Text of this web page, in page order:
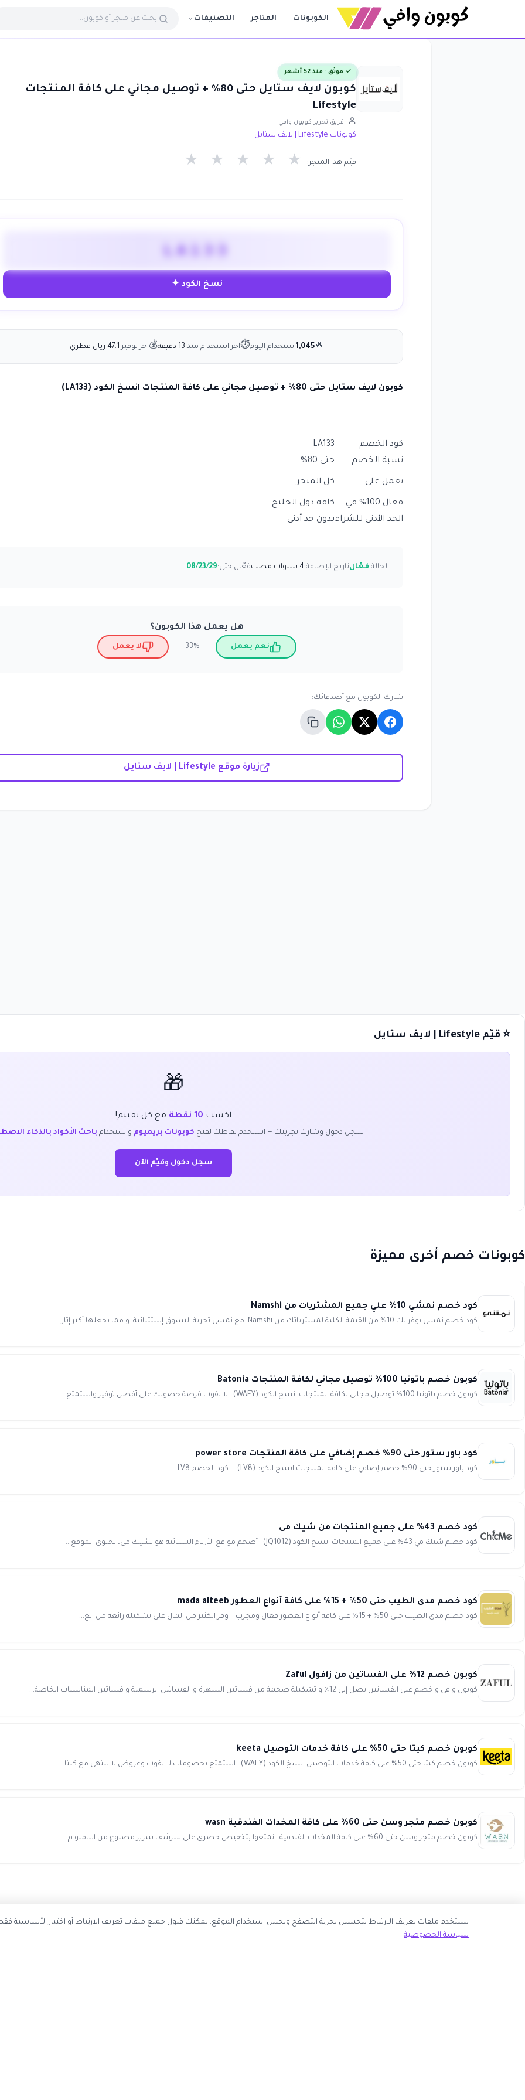
الكوبونات المتاجر التصنيفات
✓ موثق · منذ 52 أشهر
كوبون لايف ستايل حتى 80% + توصيل مجاني على كافة المنتجات
Lifestyle
فريق تحرير كوبون وافي
كوبونات Lifestyle | لايف ستايل
قيّم هذا المتجر: ★ ★ ★ ★ ★
LA133
نسخ الكود ✦
🔥
1,045استخدام اليوم⏱آخر استخدام منذ 13 دقيقة 💰آخر توفير 47.1 ريال قطري
كوبون لايف ستايل حتى 80% + توصيل مجاني على كافة المنتجات انسخ الكود (LA133)
كود الخصم
LA133
نسبة الخصم
حتى 80%
يعمل على كل المتجر
فعال 100% في
كافة دول الخليج
الحد الأدنى للشراءبدون حد أدنى
الحالة:فعّالتاريخ الإضافة:4 سنوات مضت فعّال حتى:08/23/29
هل يعمل هذا الكوبون؟
نعم يعمل 33% لا يعمل
شارك الكوبون مع أصدقائك:
زيارة موقع Lifestyle | لايف ستايل
⭐ قيّم Lifestyle | لايف ستايل
🎁
اكسب 10 نقطة مع كل تقييم!
سجل دخول وشارك تجربتك — استخدم نقاطك لفتح كوبونات بريميوم واستخدام باحث الأكواد بالذكاء
سجل دخول وقيّم الآن
كوبونات خصم أخرى مميزة
كود خصم نمشي 10% علي جميع المشتريات من Namshi
كود خصم نمشي يوفر لك 10% من القيمة الكلية لمشترياتك من Namshi. مع نمشي تجربة التسوق إستثنائية. و مما يجعلها أكثر إثار...
كوبون خصم باتونيا 100% توصيل مجاني لكافة المنتجات Batonia
كوبون خصم باتونيا 100% توصيل مجاني لكافة المنتجات انسخ الكود (WAFY) لا تفوت فرصة حصولك على أفضل توفير واستمتع...
كود باور ستور حتى 90% خصم إضافي على كافة المنتجات power store
كود باور ستور حتى 90% خصم إضافي على كافة المنتجات انسخ الكود (LV8) كود الخصم LV8...
كود خصم 43% على جميع المنتجات من شيك مى
كود خصم شيك مي 43% على جميع المنتجات انسخ الكود (JQ1012) أضخم مواقع الأزياء النسائية هو تشيك مى، يحتوى الموقع...
كود خصم مدى الطيب حتى 50% + 15% على كافة أنواع العطور mada alteeb
كود خصم مدى الطيب حتى 50% + 15% على كافة أنواع العطور فعال ومجرب وفر الكثير من المال على تشكيلة رائعة من الع...
كوبون خصم 12% على الفساتين من زافول Zaful
كوبون وافى و خصم على الفساتين يصل إلى 12٪ و تشكيلة ضخمة من فساتين السهرة و الفساتين الرسمية و فساتين المناسبات الخاصة...
كوبون خصم كيتا حتى 50% على كافة خدمات التوصيل keeta
كوبون خصم كيتا حتى 50% على كافة خدمات التوصيل انسخ الكود (WAFY) استمتع بخصومات لا تفوت وعروض لا تنتهي مع كيتا...
كوبون خصم متجر وسن حتى 60% على كافة المخدات الفندقية wasn
كوبون خصم متجر وسن حتى 60% على كافة المخدات الفندقية تمتعوا بتخفيض حصري على شرشف سرير مصنوع من البامبو م...
نستخدم ملفات تعريف الارتباط لتحسين تجربة التصفح وتحليل استخدام الموقع. يمكنك قبول جميع ملفات تعريف الارتباط أو اختيار الأساسية
سياسة الخصوصية